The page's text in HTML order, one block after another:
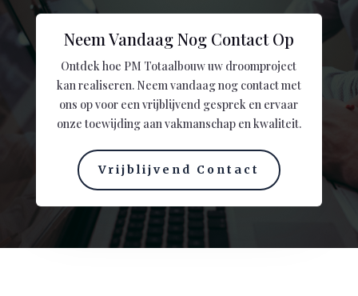
Neem Vandaag Nog Contact Op
Ontdek hoe PM Totaalbouw uw droomproject
kan realiseren. Neem vandaag nog contact met
ons op voor een vrijblijvend gesprek en ervaar
onze toewijding aan vakmanschap en kwaliteit.
Vrijblijvend Contact